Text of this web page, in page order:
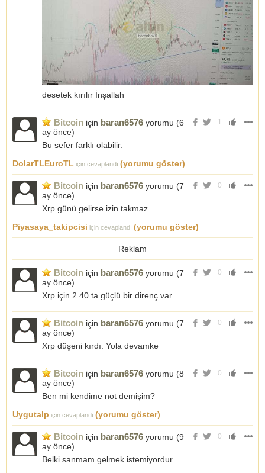
desetek kırılır İnşallah
1
Bitcoin için baran6576 yorumu (6
ay önce)
Bu sefer farklı olabilir.
DolarTLEuroTL için cevaplandı (yorumu göster)
0
Bitcoin için baran6576 yorumu (7
ay önce)
Xrp günü gelirse izin takmaz
Piyasaya_takipcisi için cevaplandı (yorumu göster)
Reklam
0
Bitcoin için baran6576 yorumu (7
ay önce)
Xrp için 2.40 ta güçlü bir direnç var.
0
Bitcoin için baran6576 yorumu (7
ay önce)
Xrp düşeni kırdı. Yola devamke
0
Bitcoin için baran6576 yorumu (8
ay önce)
Ben mi kendime not demişim?
Uygutalp için cevaplandı (yorumu göster)
0
Bitcoin için baran6576 yorumu (9
ay önce)
Belki sanmam gelmek istemiyordur